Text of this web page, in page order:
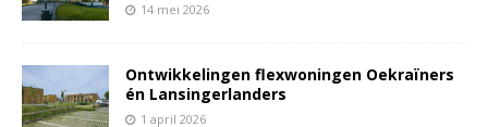
14 mei 2026
Ontwikkelingen flexwoningen Oekraïners
én Lansingerlanders
1 april 2026